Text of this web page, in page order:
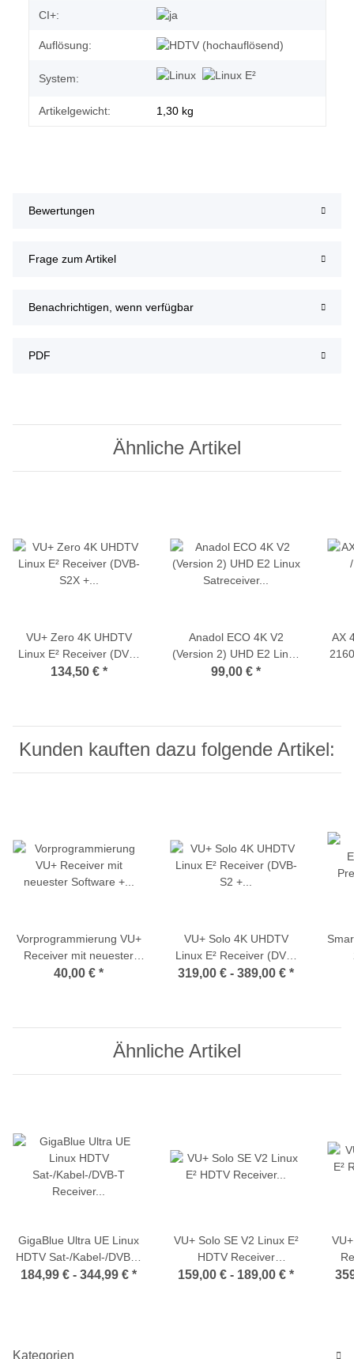
CI+:
Auflösung:
System:
Artikelgewicht: 1,30 kg
Bewertungen
Frage zum Artikel
Benachrichtigen, wenn verfügbar
PDF
Ähnliche Artikel
VU+ Zero 4K UHDTV
Linux E² Receiver (DVB-
S2X + DVB-C/T2 h2.65
134,50 € *
Anadol ECO 4K V2
(Version 2) UHD E2 Linux
Satreceiver (DVB-S2)
99,00 € *
AX
Kunden kauften dazu folgende Artikel:
Vorprogrammierung VU+
Receiver mit neuester
Software + aktueller
40,00 € *
VU+ Solo 4K UHDTV
Linux E² Receiver (DVB-
S2 + DVB-C/T2 Tuner /
319,00 € - 389,00 € *
Ähnliche Artikel
GigaBlue Ultra UE Linux
HDTV Sat-/Kabel-/DVB-T
Receiver 1x DVB-S2
184,99 € - 344,99 € *
VU+ Solo SE V2 Linux E²
HDTV Receiver
(schwarz/weiß - DVB-S2
159,00 € - 189,00 € *
Kategorien